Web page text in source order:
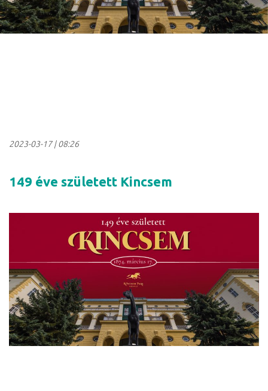
2023-03-17|08:26
149 éve született Kincsem